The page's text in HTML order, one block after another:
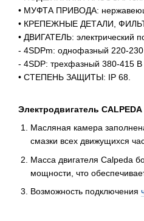
• МУФТА ПРИВОДА:
• КРЕПЕЖНЫЕ ДЕТАЛИ,
• ДВИГАТЕЛЬ: электрический
- 4SDPm: однофазный 220-
- 4SDP: трехфазный 380-415 В
• СТЕПЕНЬ ЗАЩИТЫ: IP 68.
Электродвигатель CALPEDA
Масляная камера
смазки всех движущихся
Масса двигателя Calpeda
мощности, что
Возможность подключения